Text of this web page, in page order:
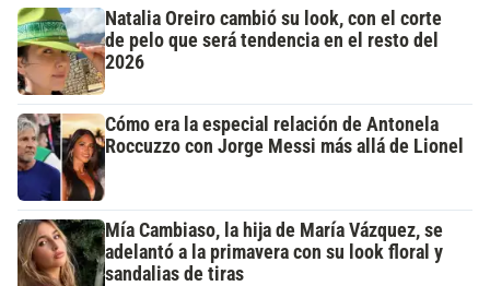
Natalia Oreiro cambió su look, con el corte
de pelo que será tendencia en el resto del
2026
Cómo era la especial relación de Antonela
Roccuzzo con Jorge Messi más allá de Lionel
Mía Cambiaso, la hija de María Vázquez, se
adelantó a la primavera con su look floral y
sandalias de tiras